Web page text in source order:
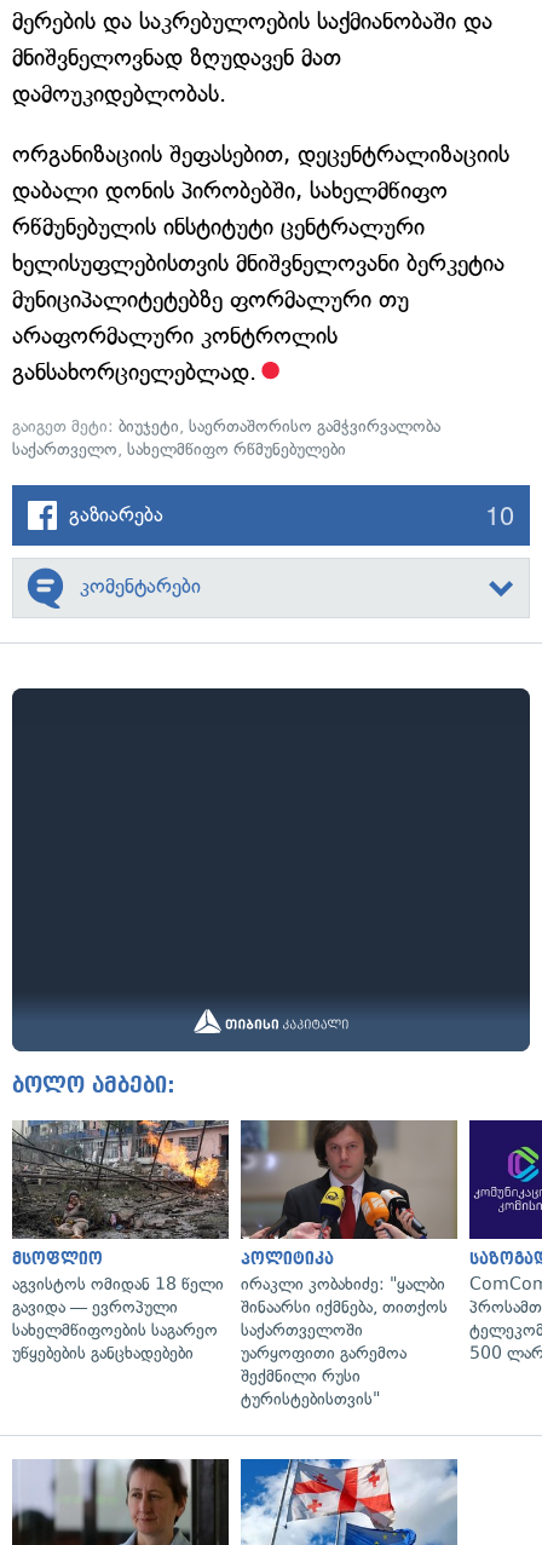
მერების და საკრებულოების საქმიანობაში და
მნიშვნელოვნად ზღუდავენ მათ
დამოუკიდებლობას.
ორგანიზაციის შეფასებით, დეცენტრალიზაციის
დაბალი დონის პირობებში, სახელმწიფო
რწმუნებულის ინსტიტუტი ცენტრალური
ხელისუფლებისთვის მნიშვნელოვანი ბერკეტია
მუნიციპალიტეტებზე ფორმალური თუ
არაფორმალური კონტროლის
განსახორციელებლად.
გაიგეთ მეტი: ბიუჯეტი, საერთაშორისო გამჭვირვალობა
საქართველო, სახელმწიფო რწმუნებულები
გაზიარება 10
კომენტარები
ბოლო ამბები:
მსოფლიო
აგვისტოს ომიდან 18 წელი
გავიდა — ევროპული
სახელმწიფოების საგარეო
უწყებების განცხადებები
პოლიტიკა
ირაკლი კობახიძე: "ყალბი
შინაარსი იქმნება, თითქოს
საქართველოში
უარყოფითი გარემოა
შექმნილი რუსი
ტურისტებისთვის"
500